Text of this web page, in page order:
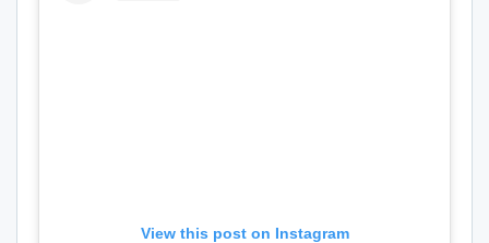
View this post on Instagram